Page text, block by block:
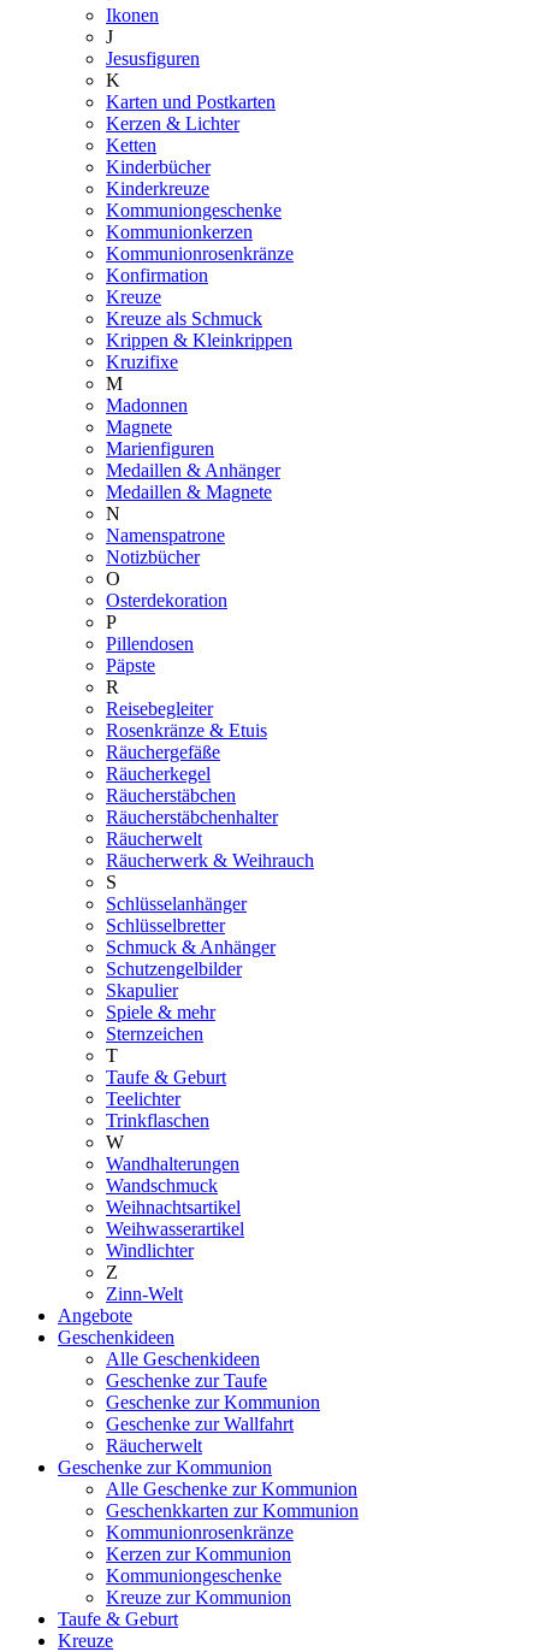
Ikonen
J
Jesusfiguren
K
Karten und Postkarten
Kerzen & Lichter
Ketten
Kinderbücher
Kinderkreuze
Kommuniongeschenke
Kommunionkerzen
Kommunionrosenkränze
Konfirmation
Kreuze
Kreuze als Schmuck
Krippen & Kleinkrippen
Kruzifixe
M
Madonnen
Magnete
Marienfiguren
Medaillen & Anhänger
Medaillen & Magnete
N
Namenspatrone
Notizbücher
O
Osterdekoration
P
Pillendosen
Päpste
R
Reisebegleiter
Rosenkränze & Etuis
Räuchergefäße
Räucherkegel
Räucherstäbchen
Räucherstäbchenhalter
Räucherwelt
Räucherwerk & Weihrauch
S
Schlüsselanhänger
Schlüsselbretter
Schmuck & Anhänger
Schutzengelbilder
Skapulier
Spiele & mehr
Sternzeichen
T
Taufe & Geburt
Teelichter
Trinkflaschen
W
Wandhalterungen
Wandschmuck
Weihnachtsartikel
Weihwasserartikel
Windlichter
Z
Zinn-Welt
Angebote
Geschenkideen
Alle Geschenkideen
Geschenke zur Taufe
Geschenke zur Kommunion
Geschenke zur Wallfahrt
Räucherwelt
Geschenke zur Kommunion
Alle Geschenke zur Kommunion
Geschenkkarten zur Kommunion
Kommunionrosenkränze
Kerzen zur Kommunion
Kommuniongeschenke
Kreuze zur Kommunion
Taufe & Geburt
Kreuze